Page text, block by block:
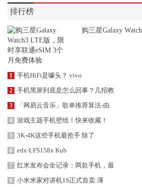
排行榜
购三星Galaxy Watch
1 手机HiFi是噱头？ vivo
2 手机黑屏到底是怎么回事？几招教
3 「网易云音乐」歌单推荐算法-由
4 游戏主题手机壁纸！快来收藏！
5 3K-4K这些手机最抢手 除了
6 edx-LFS158x Kub
7 红米发布会全记录：两款手机，最
8 小米米家对讲机1S正式首卖:薄